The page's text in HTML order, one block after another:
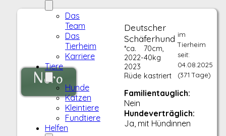
Das
Team
Das
Tierheim
Karriere
Tiere
Hunde
Katzen
Kleintiere
Fundtiere
Helfen
Nero
Deutscher
Schäferhund
*ca.
2022-
2023
70cm,
40kg
Rüde kastriert
Familientauglich:
Nein
Hundeverträglich:
Ja, mit Hündinnen
im
Tierheim
seit:
04.08.2025
(371 Tage)